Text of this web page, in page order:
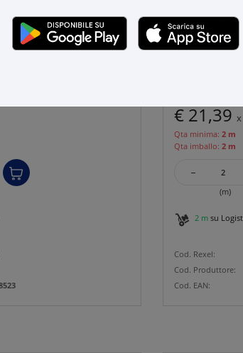
e porta cavi ad
TA-N
€ 21,39
Qta minima:2 m
Qta imballo:2 m
-
(m)
2 m su
Cod. Rexel:
Cod. Produttore:
Cod. EAN: